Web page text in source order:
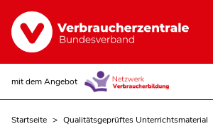
mit dem Angebot
Startseite
Qualitätsgeprüftes Unterrichtsmaterial